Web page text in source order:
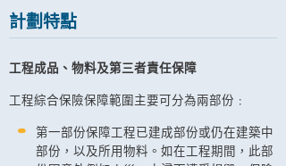
計劃特點
工程成品、物料及第三者責任保障
工程綜合保險保障範圍主要可分為兩部份﹕
第一部份保障工程已建成部份或仍在建築中
部份，以及所用物料。如在工程期間，此部